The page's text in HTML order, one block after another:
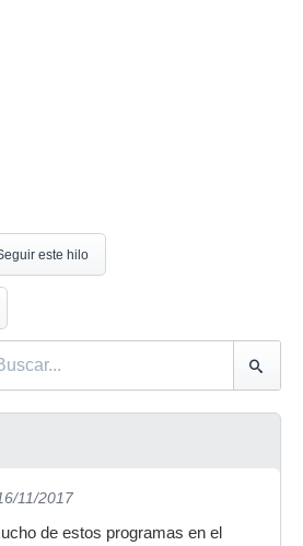
este hilo
11/2017
de estos programas en el